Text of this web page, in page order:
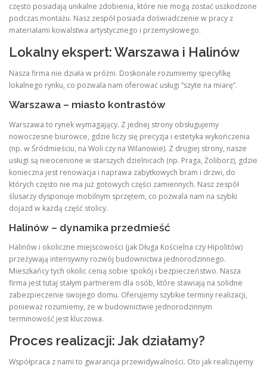
często posiadają unikalne zdobienia, które nie mogą zostać uszkodzone
podczas montażu. Nasz zespół posiada doświadczenie w pracy z
materiałami kowalstwa artystycznego i przemysłowego.
Lokalny ekspert: Warszawa i Halinów
Nasza firma nie działa w próżni. Doskonale rozumiemy specyfikę
lokalnego rynku, co pozwala nam oferować usługi “szyte na miarę”.
Warszawa – miasto kontrastów
Warszawa to rynek wymagający. Z jednej strony obsługujemy
nowoczesne biurowce, gdzie liczy się precyzja i estetyka wykończenia
(np. w Śródmieściu, na Woli czy na Wilanowie). Z drugiej strony, nasze
usługi są nieocenione w starszych dzielnicach (np. Praga, Żoliborz), gdzie
konieczna jest renowacja i naprawa zabytkowych bram i drzwi, do
których często nie ma już gotowych części zamiennych. Nasz zespół
ślusarzy dysponuje mobilnym sprzętem, co pozwala nam na szybki
dojazd w każdą część stolicy.
Halinów – dynamika przedmieść
Halinów i okoliczne miejscowości (jak Długa Kościelna czy Hipolitów)
przeżywają intensywny rozwój budownictwa jednorodzinnego.
Mieszkańcy tych okolic cenią sobie spokój i bezpieczeństwo. Nasza
firma jest tutaj stałym partnerem dla osób, które stawiają na solidne
zabezpieczenie swojego domu. Oferujemy szybkie terminy realizacji,
ponieważ rozumiemy, że w budownictwie jednorodzinnym
terminowość jest kluczowa.
Proces realizacji: Jak działamy?
Współpraca z nami to gwarancja przewidywalności. Oto jak realizujemy